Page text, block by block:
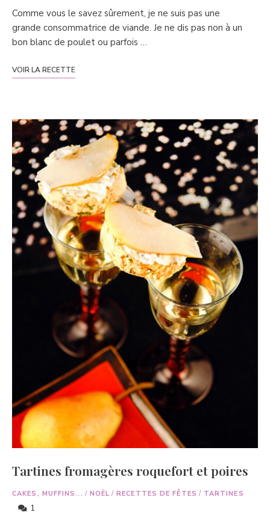
Comme vous le savez sûrement, je ne suis pas une
grande consommatrice de viande. Je ne dis pas non à un
bon blanc de poulet ou parfois …
VOIR LA RECETTE
Tartines fromagères roquefort et poires
CAKES, MUFFINS... / NOËL / RECETTES DE FÊTES / TARTINES
1